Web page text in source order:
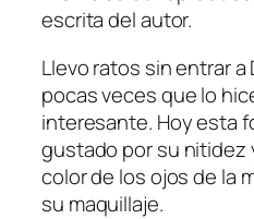
escrita del autor.
Llevo ratos sin entrar a
pocas veces que lo
interesante. Hoy esta
gustado por su nitidez
color de los ojos de la
su maquillaje.